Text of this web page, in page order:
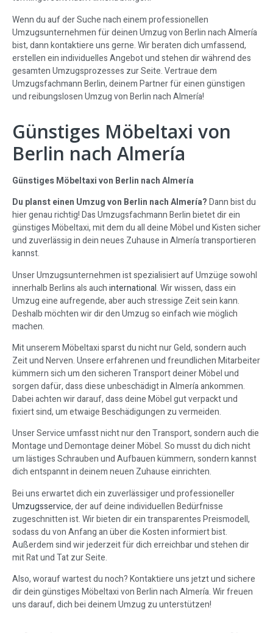
Wenn du auf der Suche nach einem professionellen
Umzugsunternehmen für deinen Umzug von Berlin nach Almería
bist, dann kontaktiere uns gerne. Wir beraten dich umfassend,
erstellen ein individuelles Angebot und stehen dir während des
gesamten Umzugsprozesses zur Seite. Vertraue dem
Umzugsfachmann Berlin, deinem Partner für einen günstigen
und reibungslosen Umzug von Berlin nach Almería!
Günstiges Möbeltaxi von
Berlin nach Almería
Günstiges Möbeltaxi von Berlin nach Almería
Du planst einen Umzug von Berlin nach Almería?Dann bist du
hier genau richtig! Das Umzugsfachmann Berlin bietet dir ein
günstiges Möbeltaxi, mit dem du all deine Möbel und Kisten sicher
und zuverlässig in dein neues Zuhause in Almería transportieren
kannst.
Unser Umzugsunternehmen ist spezialisiert auf Umzüge sowohl
innerhalb Berlins als auchinternational. Wir wissen, dass ein
Umzug eine aufregende, aber auch stressige Zeit sein kann.
Deshalb möchten wir dir den Umzug so einfach wie möglich
machen.
Mit unserem Möbeltaxi sparst du nicht nur Geld, sondern auch
Zeit und Nerven. Unsere erfahrenen und freundlichen Mitarbeiter
kümmern sich um den sicheren Transport deiner Möbel und
sorgen dafür, dass diese unbeschädigt in Almería ankommen.
Dabei achten wir darauf, dass deine Möbel gut verpackt und
fixiert sind, um etwaige Beschädigungen zu vermeiden.
Unser Service umfasst nicht nur den Transport, sondern auch die
Montage und Demontage deiner Möbel. So musst du dich nicht
um lästiges Schrauben und Aufbauen kümmern, sondern kannst
dich entspannt in deinem neuen Zuhause einrichten.
Bei uns erwartet dich ein zuverlässiger und professioneller
Umzugsservice, der auf deine individuellen Bedürfnisse
zugeschnitten ist. Wir bieten dir ein transparentes Preismodell,
sodass du von Anfang an über die Kosten informiert bist.
Außerdem sind wir jederzeit für dich erreichbar und stehen dir
mit Rat und Tat zur Seite.
Also, worauf wartest du noch? Kontaktiere uns jetzt und sichere
dir dein günstiges Möbeltaxi von Berlin nach Almería. Wir freuen
uns darauf, dich bei deinem Umzug zu unterstützen!